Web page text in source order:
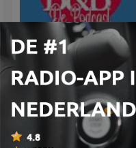
B&B De Podcast - Een
podcast over B&B Vol
Liefde